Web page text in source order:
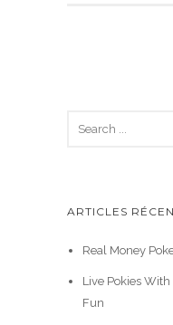
ARTICLES
Real Money
Live Pokies
Fun